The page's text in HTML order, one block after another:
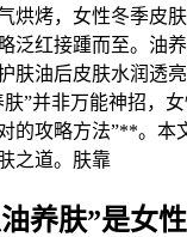
烘烤，女性冬季皮
泛红接踵而至。油
肤油后皮肤水润透
”并非万能神招，
的攻略方法”**。本
之道。肤靠
养肤”是女